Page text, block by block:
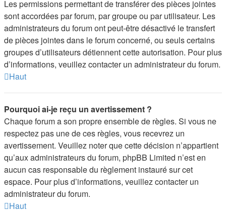
Les permissions permettant de transférer des pièces jointes
sont accordées par forum, par groupe ou par utilisateur. Les
administrateurs du forum ont peut-être désactivé le transfert
de pièces jointes dans le forum concerné, ou seuls certains
groupes d’utilisateurs détiennent cette autorisation. Pour plus
d’informations, veuillez contacter un administrateur du forum.
Haut
Pourquoi ai-je reçu un avertissement ?
Chaque forum a son propre ensemble de règles. Si vous ne
respectez pas une de ces règles, vous recevrez un
avertissement. Veuillez noter que cette décision n’appartient
qu’aux administrateurs du forum, phpBB Limited n’est en
aucun cas responsable du règlement instauré sur cet
espace. Pour plus d’informations, veuillez contacter un
administrateur du forum.
Haut